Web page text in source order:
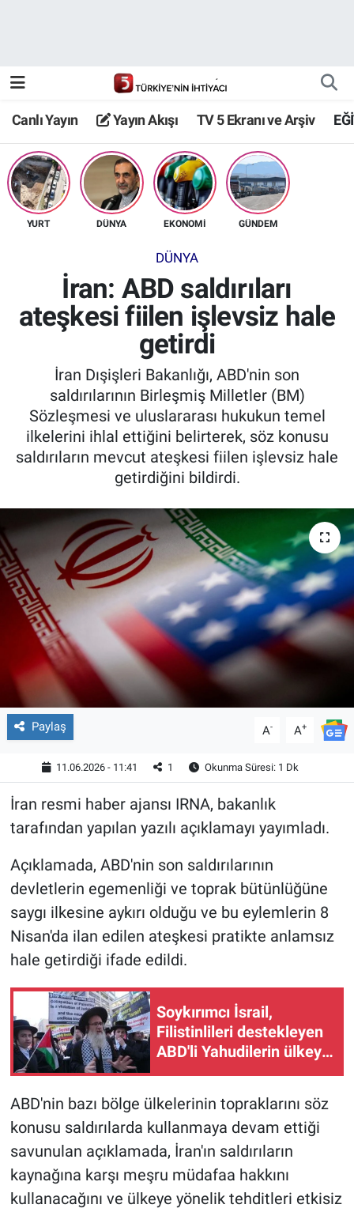
Canlı Yayın Yayın Akışı TV 5 Ekranı ve Arşiv
YURT DÜNYA EKONOMİ GÜNDEM
DÜNYA
İran: ABD saldırıları
ateşkesi fiilen işlevsiz hale
getirdi
İran Dışişleri Bakanlığı, ABD'nin son
saldırılarının Birleşmiş Milletler (BM)
Sözleşmesi ve uluslararası hukukun temel
ilkelerini ihlal ettiğini belirterek, söz konusu
saldırıların mevcut ateşkesi fiilen işlevsiz hale
getirdiğini bildirdi.
Paylaş A- A+
11.06.2026 - 11:41 1 Okunma Süresi: 1 Dk
İran resmi haber ajansı IRNA, bakanlık
tarafından yapılan yazılı açıklamayı yayımladı.
Açıklamada, ABD'nin son saldırılarının
devletlerin egemenliği ve toprak bütünlüğüne
saygı ilkesine aykırı olduğu ve bu eylemlerin 8
Nisan'da ilan edilen ateşkesi pratikte anlamsız
hale getirdiği ifade edildi.
Soykırımcı İsrail,
Filistinlileri destekleyen
ABD'li Yahudilerin ülkeye
giriş iznini iptal etti
ABD'nin bazı bölge ülkelerinin topraklarını söz
konusu saldırılarda kullanmaya devam ettiği
savunulan açıklamada, İran'ın saldırıların
kaynağına karşı meşru müdafaa hakkını
kullanacağını ve ülkeye yönelik tehditleri etkisiz
TV 5 Ekranı ve Arşiv